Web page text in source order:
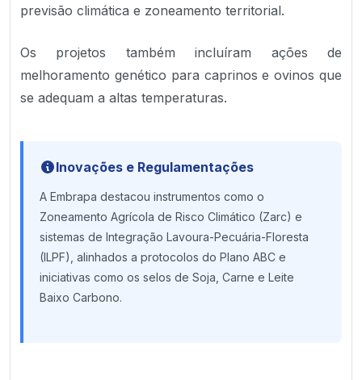
previsão climática e zoneamento territorial.
Os projetos também incluíram ações de
melhoramento genético para caprinos e ovinos que
se adequam a altas temperaturas.
Inovações e Regulamentações
A Embrapa destacou instrumentos como o
Zoneamento Agrícola de Risco Climático (Zarc) e
sistemas de Integração Lavoura-Pecuária-Floresta
(ILPF), alinhados a protocolos do Plano ABC e
iniciativas como os selos de Soja, Carne e Leite
Baixo Carbono.